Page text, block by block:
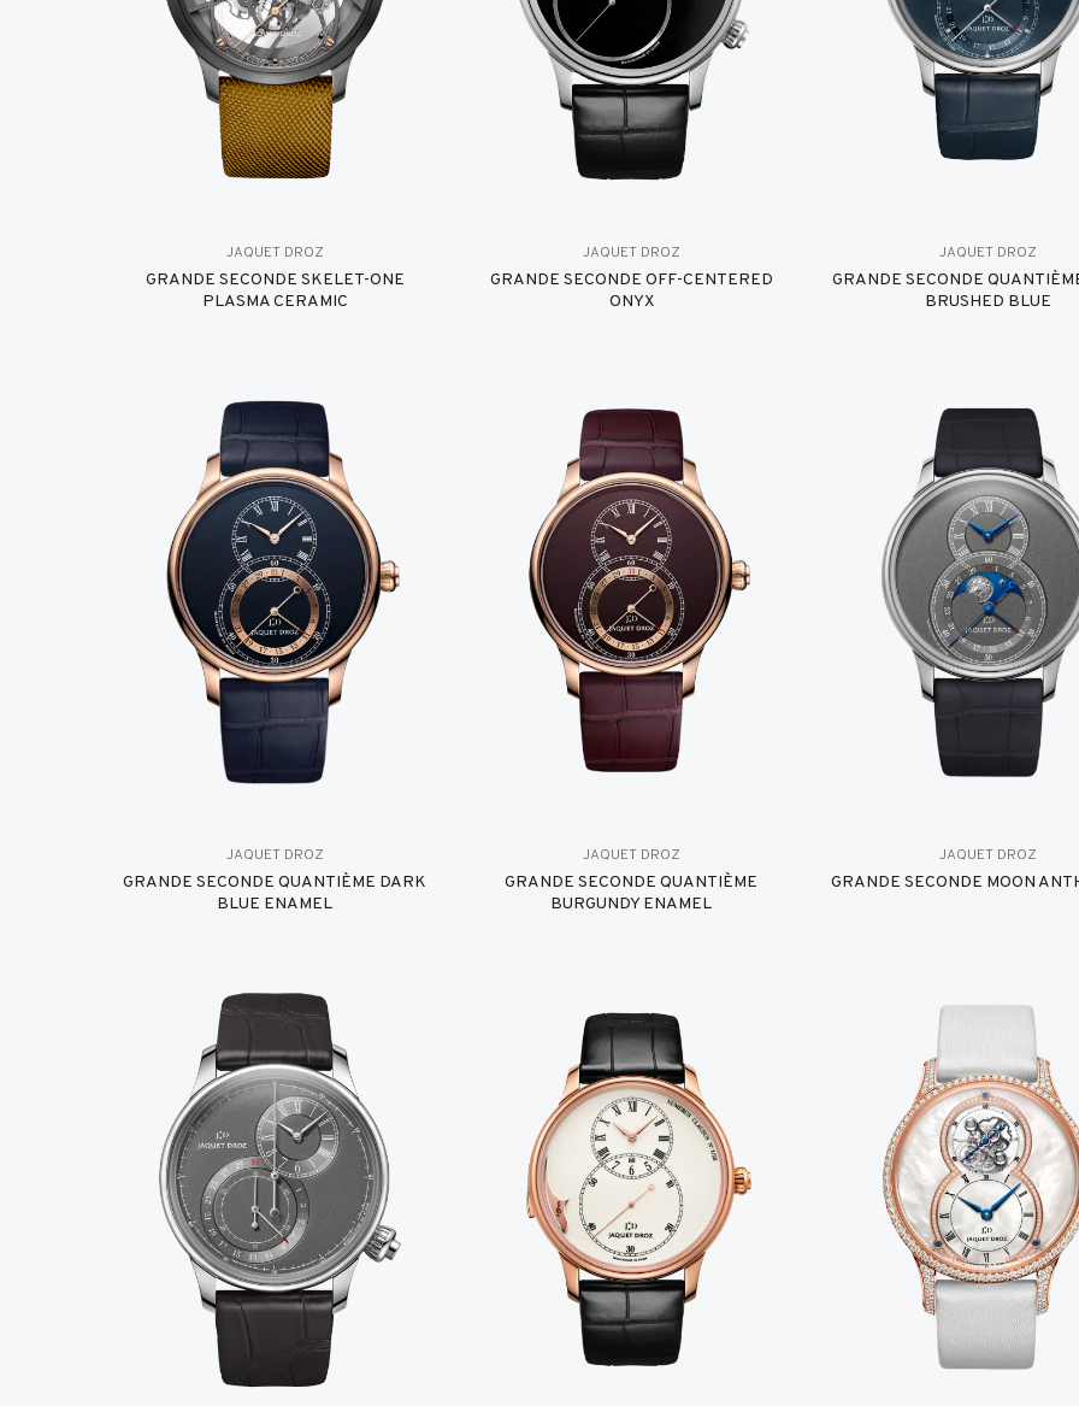
JAQUET DROZ
GRANDE SECONDE SKELET-ONE
PLASMA CERAMIC
JAQUET DROZ
GRANDE SECONDE OFF-CENTERED
ONYX
JAQUET DROZ
GRANDE SECONDE
BRUSHED BLUE
JAQUET DROZ
GRANDE SECONDE QUANTIÈME DARK
BLUE ENAMEL
JAQUET DROZ
GRANDE SECONDE QUANTIÈME
BURGUNDY ENAMEL
JAQUET DROZ
GRANDE SECONDE MOON